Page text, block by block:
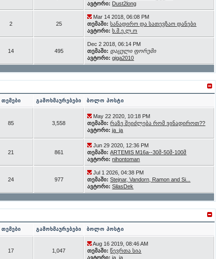
ავტორი: Dust2long
2 25
Mar 14 2018, 06:08 PM
თემაში: სანადირო და სათევზაო დანები
ავტორი: ხ.მ.ე.ლ.ო
14 495
Dec 2 2018, 06:14 PM
თემაში: დაცული ფორუმი
ავტორი: giga2010
თემები გამოხმაურებები ბოლო პოსტი
85 3,558
May 22 2020, 10:18 PM
თემაში: რაზე შეიძლება რომ ვინადიროთ??
ავტორი: ja_ja
21 861
Jun 29 2020, 12:36 PM
თემაში: ARTEMIS M16a--30მ-50მ-100მ
ავტორი: nihontoman
24 977
Jul 1 2026, 04:38 PM
თემაში: Stejnar, Vandorn, Ramon and Si...
ავტორი: SilasDek
თემები გამოხმაურებები ბოლო პოსტი
17 1,047
Aug 16 2019, 08:46 AM
თემაში: წევრთა სია
ავტორი: ja_ja